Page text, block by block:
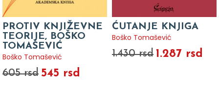
PROTIV KNJIŽEVNE
TEORIJE, BOŠKO
TOMAŠEVIĆ
Boško Tomašević
605 rsd 545 rsd
ĆUTANJE KNJIGA
Boško Tomašević
1.430 rsd 1.287 rsd